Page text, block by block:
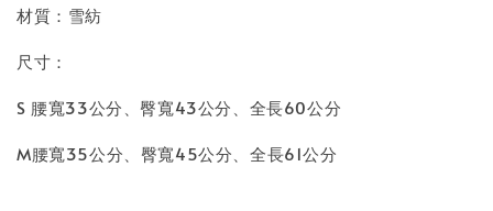
材質：雪紡
尺寸：
S 腰寬33公分、臀寬43公分、全長60公分
M腰寬35公分、臀寬45公分、全長61公分